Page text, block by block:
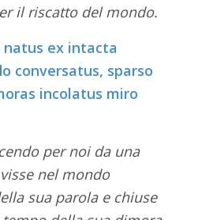
il riscatto del mondo.
natus ex intacta
conversatus, sparso
incolatus miro
per noi da una
nel mondo
sua parola e chiuse